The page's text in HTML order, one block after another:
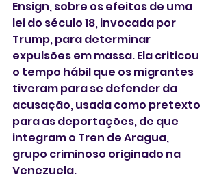
Ensign, sobre os efeitos de uma
lei do século 18, invocada por
Trump, para determinar
expulsões em massa. Ela criticou
o tempo hábil que os migrantes
tiveram para se defender da
acusação, usada como pretexto
para as deportações, de que
integram o Tren de Aragua,
grupo criminoso originado na
Venezuela.